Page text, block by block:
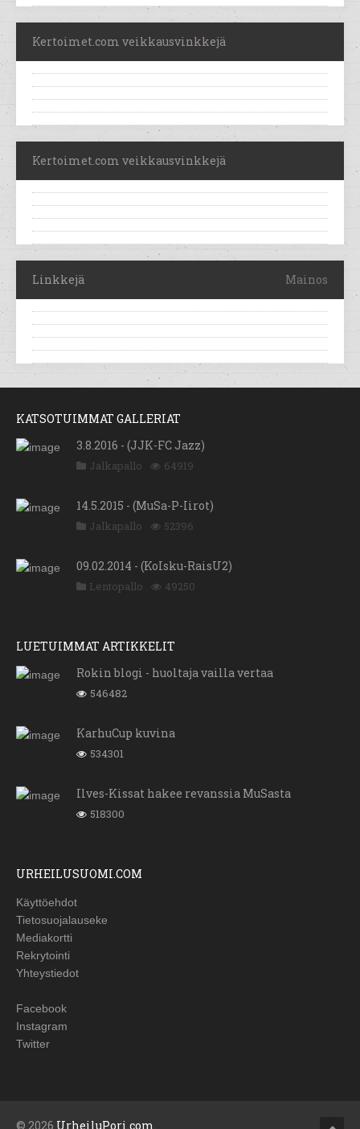
Kertoimet.com veikkausvinkkejä
Kertoimet.com veikkausvinkkejä
Linkkejä Mainos
KATSOTUIMMAT GALLERIAT
3.8.2016 - (JJK-FC Jazz)
Jalkapallo 64919
14.5.2015 - (MuSa-P-Iirot)
Jalkapallo 52396
09.02.2014 - (KoIsku-RaisU2)
Lentopallo 49250
LUETUIMMAT ARTIKKELIT
Rokin blogi - huoltaja vailla vertaa
546482
KarhuCup kuvina
534301
Ilves-Kissat hakee revanssia MuSasta
518300
URHEILUSUOMI.COM
Käyttöehdot
Tietosuojalauseke
Mediakortti
Rekrytointi
Yhteystiedot
Facebook
Instagram
Twitter
© 2026 UrheiluPori.com